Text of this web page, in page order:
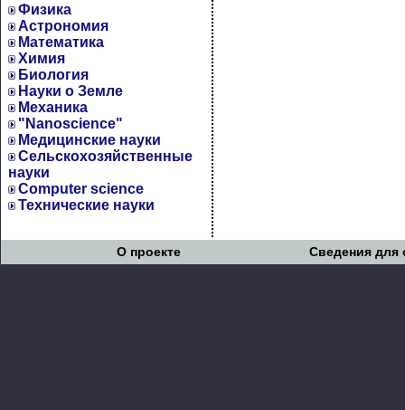
Физика
Астрономия
Математика
Химия
Биология
Науки о Земле
Механика
"Nanoscience"
Медицинские науки
Сельскохозяйственные
науки
Computer science
Технические науки
О проекте Сведения для